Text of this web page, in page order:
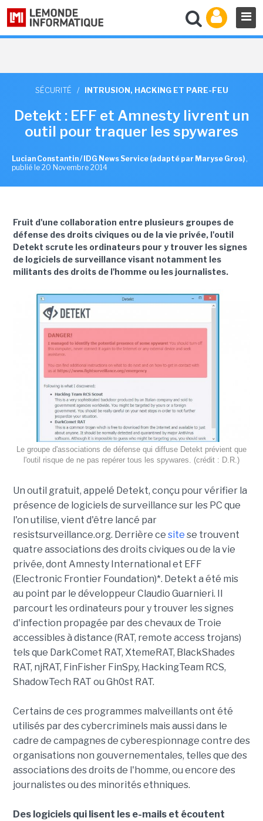
SÉCURITÉ / INTRUSION, HACKING ET PARE-FEU
Detekt : EFF et Amnesty livrent un
outil pour traquer les spywares
Lucian Constantin / IDG News Service (adapté par Maryse Gros) ,
publié le 20 Novembre 2014
Fruit d'une collaboration entre plusieurs groupes de
défense des droits civiques ou de la vie privée, l'outil
Detekt scrute les ordinateurs pour y trouver les signes
de logiciels de surveillance visant notamment les
militants des droits de l'homme ou les journalistes.
Le groupe d'associations de défense qui diffuse Detekt prévient que
l'outil risque de ne pas repérer tous les spywares. (crédit : D.R.)
Un outil gratuit, appelé Detekt, conçu pour vérifier la
présence de logiciels de surveillance sur les PC que
l'on utilise, vient d'être lancé par
resistsurveillance.org. Derrière ce site se trouvent
quatre associations des droits civiques ou de la vie
privée, dont Amnesty International et EFF
(Electronic Frontier Foundation)*. Detekt a été mis
au point par le développeur Claudio Guarnieri. Il
parcourt les ordinateurs pour y trouver les signes
d'infection propagée par des chevaux de Troie
accessibles à distance (RAT, remote access trojans)
tels que DarkComet RAT, XtemeRAT, BlackShades
RAT, njRAT, FinFisher FinSpy, HackingTeam RCS,
ShadowTech RAT ou Gh0st RAT.
Certains de ces programmes malveillants ont été
utilisés par des cybercriminels mais aussi dans le
cadre de campagnes de cyberespionnage contre des
organisations non gouvernementales, telles que des
associations des droits de l'homme, ou encore des
journalistes ou des minorités ethniques.
Des logiciels qui lisent les e-mails et écoutent